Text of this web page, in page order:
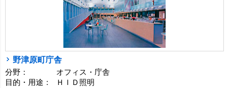
野津原町庁舎
分野：
オフィス・庁舎
目的・用途：
ＨＩＤ照明